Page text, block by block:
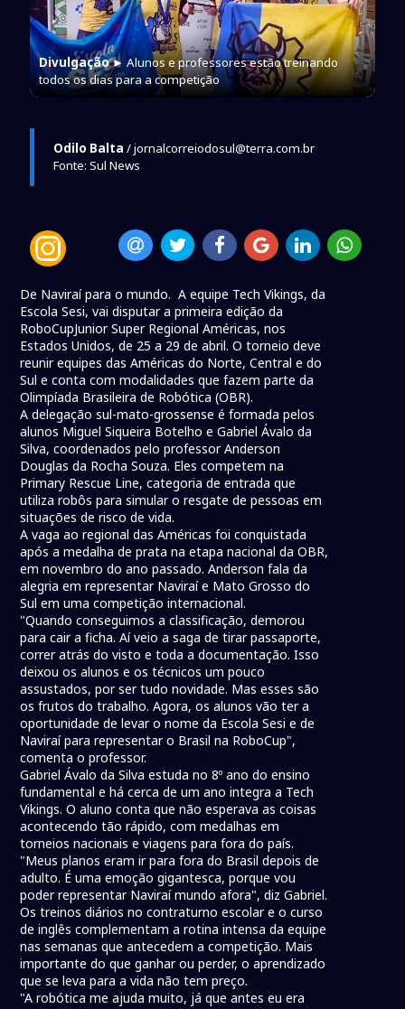
Divulgação► Alunos e professores estão treinando
todos os dias para a competição
Odilo Balta / jornalcorreiodosul@terra.com.br
Fonte: Sul News
De Naviraí para o mundo. A equipe Tech Vikings, da
Escola Sesi, vai disputar a primeira edição da
RoboCupJunior Super Regional Américas, nos
Estados Unidos, de 25 a 29 de abril. O torneio deve
reunir equipes das Américas do Norte, Central e do
Sul e conta com modalidades que fazem parte da
Olimpíada Brasileira de Robótica (OBR).
A delegação sul-mato-grossense é formada pelos
alunos Miguel Siqueira Botelho e Gabriel Ávalo da
Silva, coordenados pelo professor Anderson
Douglas da Rocha Souza. Eles competem na
Primary Rescue Line, categoria de entrada que
utiliza robôs para simular o resgate de pessoas em
situações de risco de vida.
A vaga ao regional das Américas foi conquistada
após a medalha de prata na etapa nacional da OBR,
em novembro do ano passado. Anderson fala da
alegria em representar Naviraí e Mato Grosso do
Sul em uma competição internacional.
"Quando conseguimos a classificação, demorou
para cair a ficha. Aí veio a saga de tirar passaporte,
correr atrás do visto e toda a documentação. Isso
deixou os alunos e os técnicos um pouco
assustados, por ser tudo novidade. Mas esses são
os frutos do trabalho. Agora, os alunos vão ter a
oportunidade de levar o nome da Escola Sesi e de
Naviraí para representar o Brasil na RoboCup",
comenta o professor.
Gabriel Ávalo da Silva estuda no 8º ano do ensino
fundamental e há cerca de um ano integra a Tech
Vikings. O aluno conta que não esperava as coisas
acontecendo tão rápido, com medalhas em
torneios nacionais e viagens para fora do país.
"Meus planos eram ir para fora do Brasil depois de
adulto. É uma emoção gigantesca, porque vou
poder representar Naviraí mundo afora", diz Gabriel.
Os treinos diários no contraturno escolar e o curso
de inglês complementam a rotina intensa da equipe
nas semanas que antecedem a competição. Mais
importante do que ganhar ou perder, o aprendizado
que se leva para a vida não tem preço.
"A robótica me ajuda muito, já que antes eu era